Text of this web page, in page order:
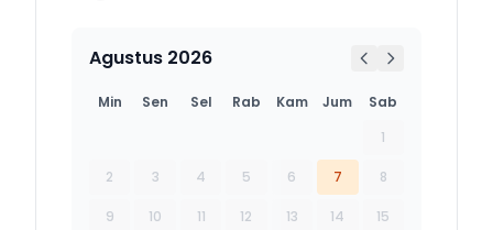
Agustus 2026
Min Sen Sel Rab Kam Jum
Sab
1
2 3 4 5 6 7 8
9 10 11 12 13 14 15